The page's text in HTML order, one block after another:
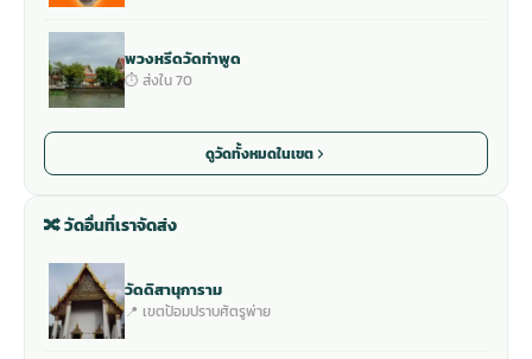
พวงหรีดวัดท่าพูด
⏱ ส่งใน 70
ดูวัดทั้งหมดในเขต
🔀 วัดอื่นที่เราจัดส่ง
วัดดิสานุการาม
📍 เขตป้อมปราบศัตรูพ่าย